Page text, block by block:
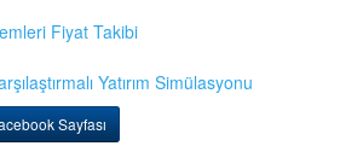
Fiyat Takibi
Yatırım Simülasyonu
Sayfası